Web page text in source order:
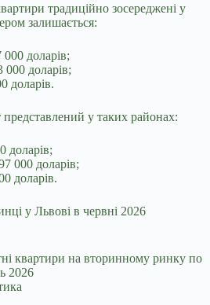
традиційно зосереджені у
залишається:
доларів;
доларів;
доларів.
у таких районах:
доларів;
000 доларів;
доларів.
квартири на вторинному ринку по
2026